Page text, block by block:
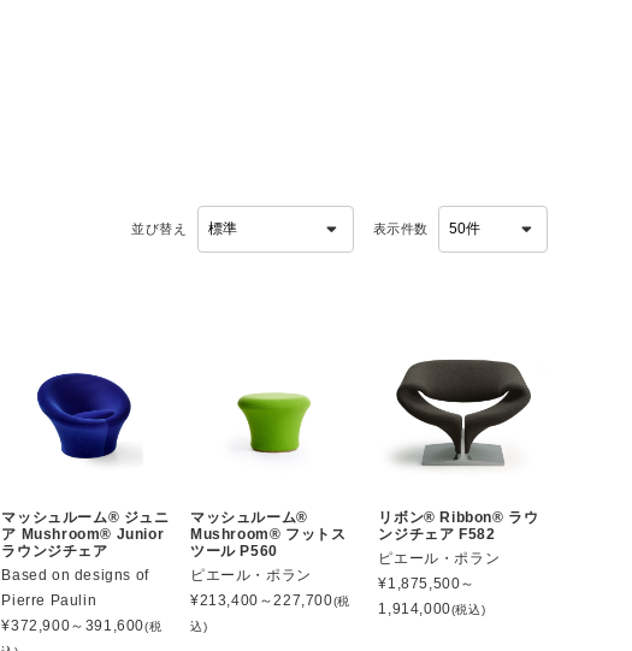
並び替え 表示件数
マッシュルーム® ジュニ
ア Mushroom® Junior
ラウンジチェア
Based on designs of
Pierre Paulin
¥372,900～391,600(税
マッシュルーム®
Mushroom® フットス
ツール P560
ピエール・ポラン
¥213,400～227,700(税
込)
リボン® Ribbon® ラウ
ンジチェア F582
ピエール・ポラン
¥1,875,500～
1,914,000(税込)